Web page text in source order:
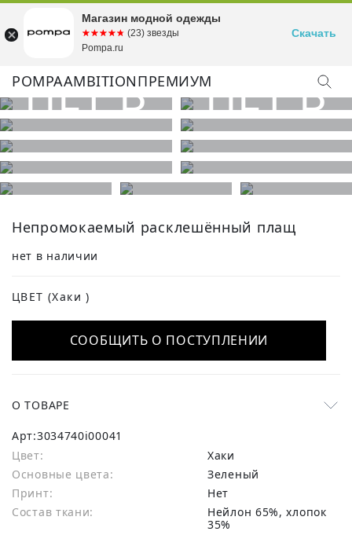
POMPAAMBITIONПРЕМИУМ
КУПИТЬ ОБРАЗ
Непромокаемый расклешённый плащ
нет в наличии
ЦВЕТ (Хаки )
СООБЩИТЬ О ПОСТУПЛЕНИИ
О ТОВАРЕ
Арт:3034740i00041
Цвет:
Хаки
Основные цвета:
зеленый
Принт:
Нет
Состав ткани:
нейлон 65%, хлопок
35%
Магазин модной одежды
☆☆☆☆☆
★★★★★ (23) звезды
Pompa.ru
Скачать